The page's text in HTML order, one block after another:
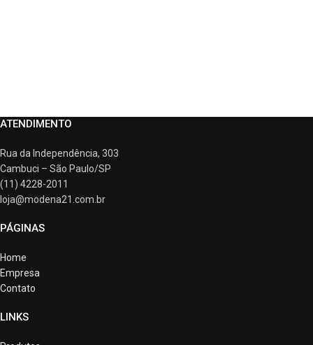
ATENDIMENTO
Rua da Independência, 303
Cambuci – São Paulo/SP
(11) 4228-2011
loja@modena21.com.br
PÁGINAS
Home
Empresa
Contato
LINKS